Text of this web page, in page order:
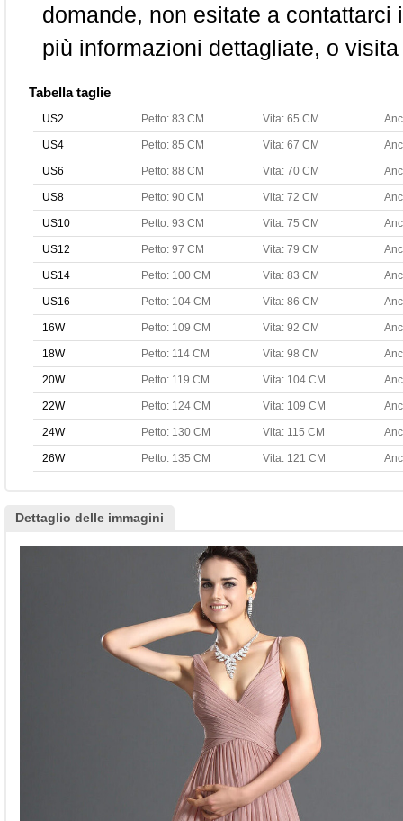
domande, non esitate a
più informazioni dettagliate, o
Tabella taglie
US2 Petto: 83 CM Vita: 65 CM
US4 Petto: 85 CM Vita: 67 CM
US6 Petto: 88 CM Vita: 70 CM
US8 Petto: 90 CM Vita: 72 CM
US10 Petto: 93 CM Vita: 75 CM
US12 Petto: 97 CM Vita: 79 CM
US14 Petto: 100 CM Vita: 83 CM
US16 Petto: 104 CM Vita: 86 CM
16W Petto: 109 CM Vita: 92 CM
18W Petto: 114 CM Vita: 98 CM
20W Petto: 119 CM Vita: 104 CM
22W Petto: 124 CM Vita: 109 CM
24W Petto: 130 CM Vita: 115 CM
26W Petto: 135 CM Vita: 121 CM
Dettaglio delle immagini